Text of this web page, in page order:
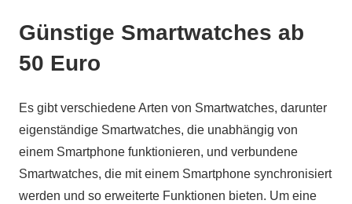
Günstige Smartwatches ab
50 Euro
Es gibt verschiedene Arten von Smartwatches, darunter
eigenständige Smartwatches, die unabhängig von
einem Smartphone funktionieren, und verbundene
Smartwatches, die mit einem Smartphone synchronisiert
werden und so erweiterte Funktionen bieten. Um eine